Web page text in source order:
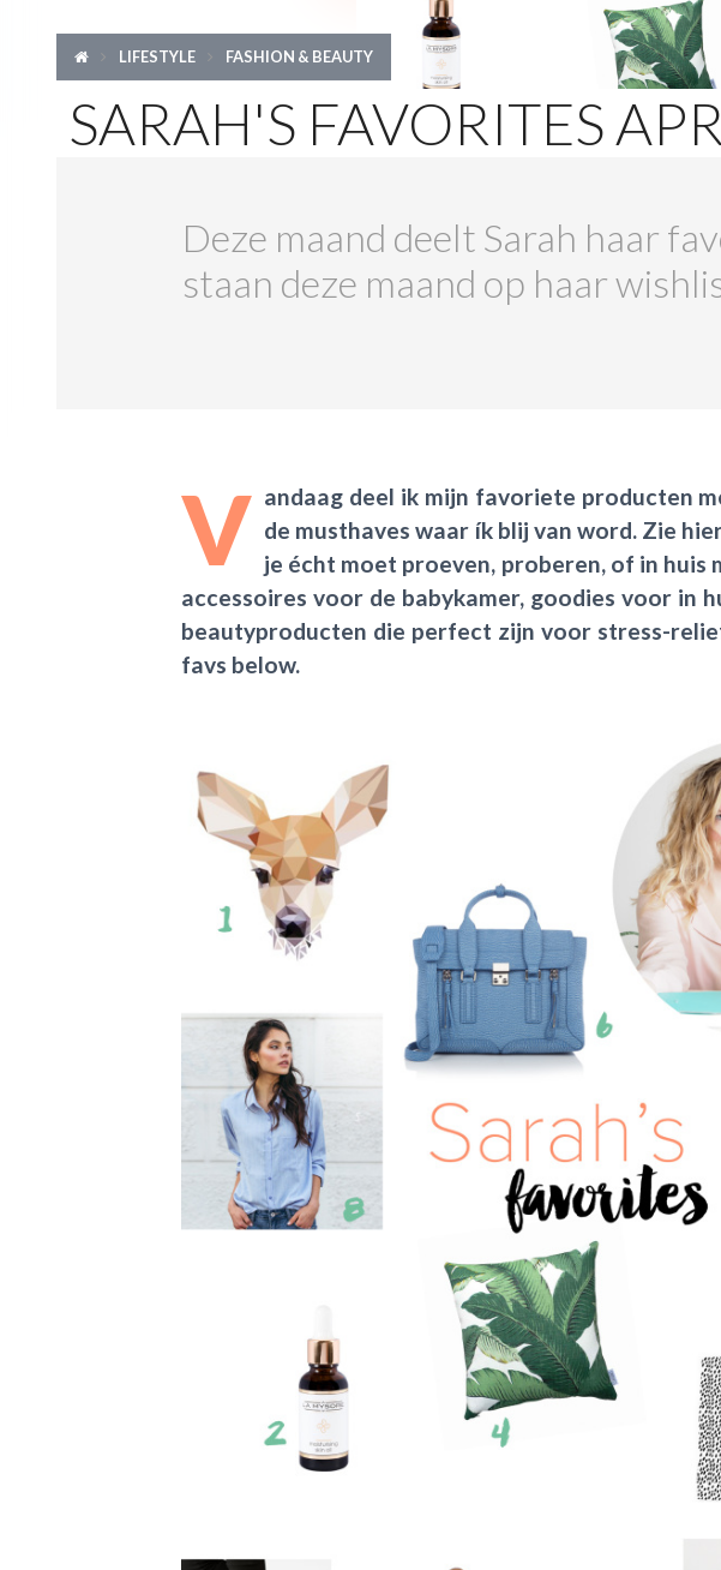
LIFESTYLE FASHION & BEAUTY
SARAH'S FAVORITES
Deze maand deelt Sarah haar
staan deze maand op haar
V andaag deel ik mijn favoriete producten
de musthaves waar ík blij van word. Zie
je écht moet proeven, proberen, of in huis
accessoires voor de babykamer, goodies voor in
beautyproducten die perfect zijn voor stress-
favs below.